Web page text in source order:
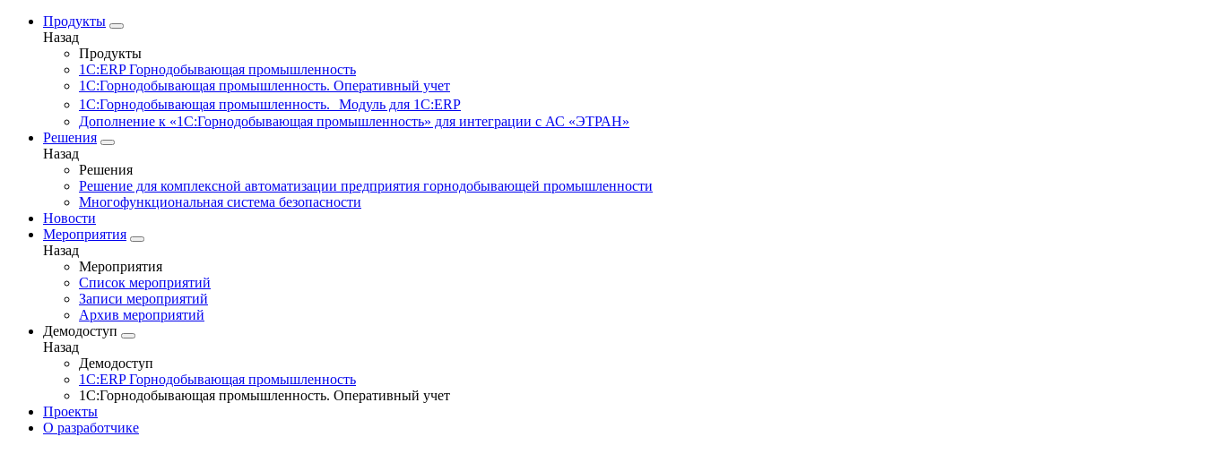
Продукты
Назад
Продукты
1С:ERP Горнодобывающая промышленность
1С:Горнодобывающая промышленность. Оперативный учет
1С:Горнодобывающая промышленность. Модуль для 1С:ERP
Дополнение к «1С:Горнодобывающая промышленность» для интеграции с АС «ЭТРАН»
Решения
Назад
Решения
Решение для комплексной автоматизации предприятия горнодобывающей промышленности
Многофункциональная система безопасности
Новости
Мероприятия
Назад
Мероприятия
Список мероприятий
Записи мероприятий
Архив мероприятий
Демодоступ
Назад
Демодоступ
1С:ERP Горнодобывающая промышленность
1С:Горнодобывающая промышленность. Оперативный учет
Проекты
О разработчике